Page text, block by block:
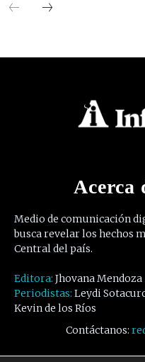
Acerca
Medio de comunicación
busca revelar los hechos
Central del país.
Editora: Jhovana Mendoza
Periodistas: Leydi
Kevin de los Ríos
Contáctanos: